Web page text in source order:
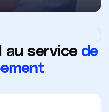
au service de